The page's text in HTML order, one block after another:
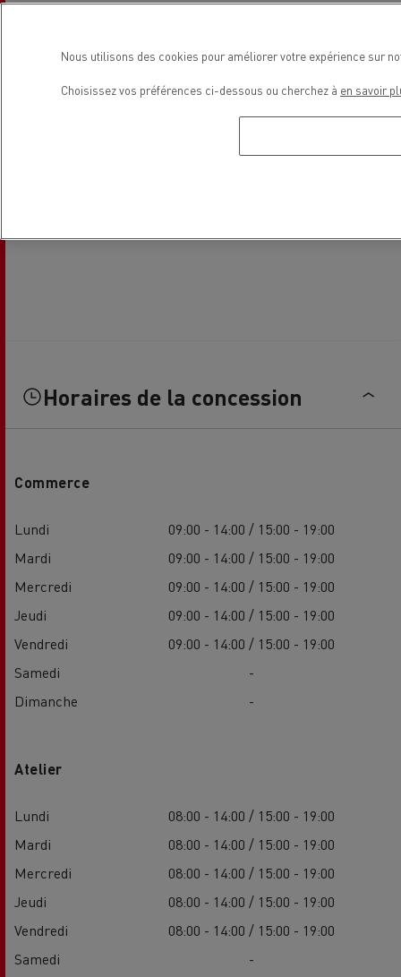
Horaires de la concession
Commerce
Lundi
09:00 - 14:00 / 15:00 - 19:00
Mardi
09:00 - 14:00 / 15:00 - 19:00
Mercredi
09:00 - 14:00 / 15:00 - 19:00
Jeudi
09:00 - 14:00 / 15:00 - 19:00
Vendredi
09:00 - 14:00 / 15:00 - 19:00
Samedi
-
Dimanche
-
Atelier
Lundi
08:00 - 14:00 / 15:00 - 19:00
Mardi
08:00 - 14:00 / 15:00 - 19:00
Mercredi
08:00 - 14:00 / 15:00 - 19:00
Jeudi
08:00 - 14:00 / 15:00 - 19:00
Vendredi
08:00 - 14:00 / 15:00 - 19:00
Samedi
-
Nous utilisons des cookies pour améliorer votre expérience sur
Choisissez vos préférences ci-dessous ou cherchez à en savoir